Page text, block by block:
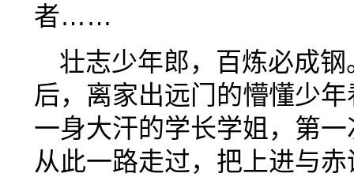
者……
壮志少年郎，百炼必成
后，离家出远门的懵懂少
一身大汗的学长学姐，第
从此一路走过，把上进与